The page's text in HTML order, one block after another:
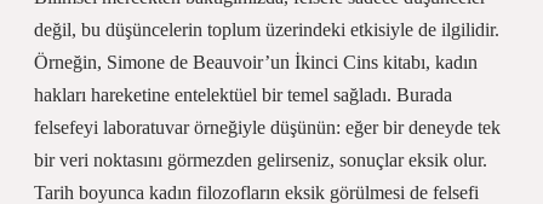
değil, bu düşüncelerin toplum üzerindeki etkisiyle de ilgilidir.
Örneğin, Simone de Beauvoir’un İkinci Cins kitabı, kadın
hakları hareketine entelektüel bir temel sağladı. Burada
felsefeyi laboratuvar örneğiyle düşünün: eğer bir deneyde tek
bir veri noktasını görmezden gelirseniz, sonuçlar eksik olur.
Tarih boyunca kadın filozofların eksik görülmesi de felsefi